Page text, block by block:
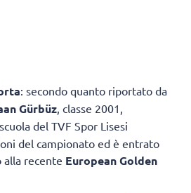
: secondo quanto riportato da
Gürbüz, classe 2001,
del TVF Spor Lisesi
del campionato ed è entrato
alla recente European Golden